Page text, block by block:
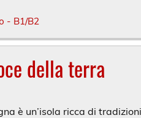
- B1/B2
della terra
è un’isola ricca di